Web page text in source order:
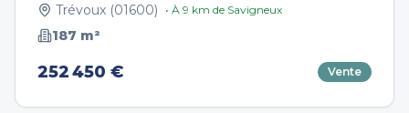
Trévoux (01600) • À 9 km de Savigneux
187 m²
252 450 € Vente